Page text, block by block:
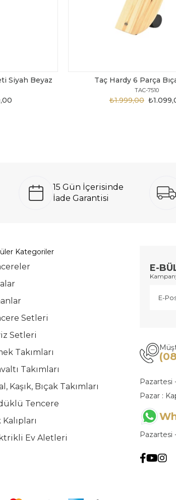
Siyah Beyaz Taç Hardy 6 Parça
TAC-7510
₺1.999,00
15 Gün İçerisinde
İade Garantisi
Kategoriler
Setleri
Setleri
Takımları
Takımları
Kaşık, Bıçak Takımları
Tencere
Kalıpları
Ev Aletleri
E-
Pazartesi
Pazar :
Pazartesi